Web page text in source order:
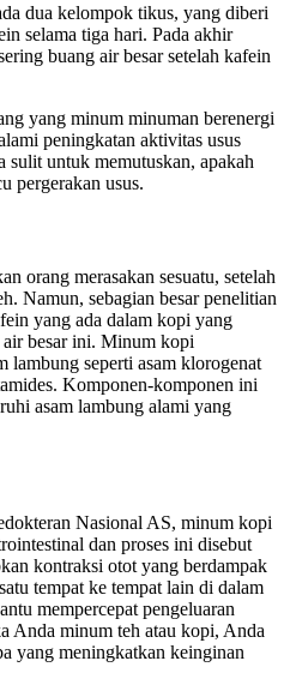
dua kelompok tikus, yang diberi
selama tiga hari. Pada akhir
buang air besar setelah kafein
yang minum minuman berenergi
peningkatan aktivitas usus
sulit untuk memutuskan, apakah
pergerakan usus.
orang merasakan sesuatu, setelah
Namun, sebagian besar penelitian
yang ada dalam kopi yang
besar ini. Minum kopi
lambung seperti asam klorogenat
Komponen-komponen ini
asam lambung alami yang
Nasional AS, minum kopi
dan proses ini disebut
kontraksi otot yang berdampak
tempat ke tempat lain di dalam
mempercepat pengeluaran
Anda minum teh atau kopi, Anda
yang meningkatkan keinginan